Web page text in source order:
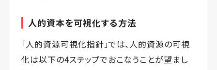
人的資本を可視化する方法
「人的資源可視化指針」では、人的資源の可視
化は以下の4ステップでおこなうことが望まし